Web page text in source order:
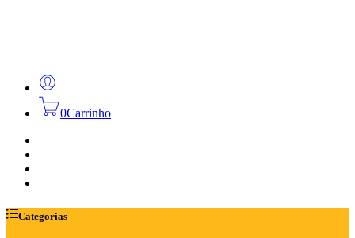
0Carrinho
Categorias